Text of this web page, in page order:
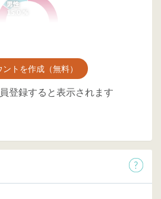
トを作成（無料）
登録すると表示されます